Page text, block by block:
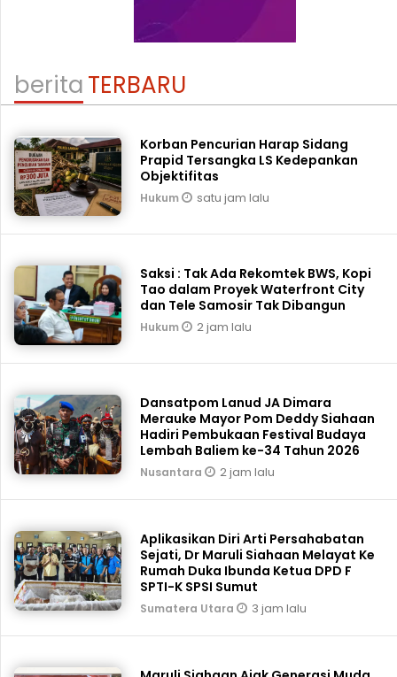
beritaTERBARU
Korban Pencurian Harap Sidang
Prapid Tersangka LS Kedepankan
Objektifitas
Hukum satu jam lalu
Saksi : Tak Ada Rekomtek BWS, Kopi
Tao dalam Proyek Waterfront City
dan Tele Samosir Tak Dibangun
Hukum 2 jam lalu
Dansatpom Lanud JA Dimara
Merauke Mayor Pom Deddy Siahaan
Hadiri Pembukaan Festival Budaya
Lembah Baliem ke-34 Tahun 2026
Nusantara 2 jam lalu
Aplikasikan Diri Arti Persahabatan
Sejati, Dr Maruli Siahaan Melayat Ke
Rumah Duka Ibunda Ketua DPD F
SPTI-K SPSI Sumut
Sumatera Utara 3 jam lalu